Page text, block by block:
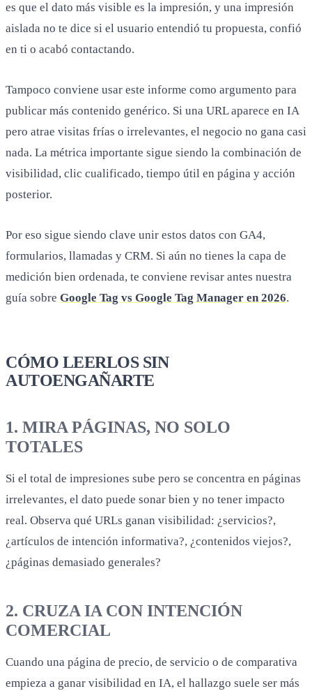
es que el dato más visible es la impresión, y una impresión
aislada no te dice si el usuario entendió tu propuesta, confió
en ti o acabó contactando.
Tampoco conviene usar este informe como argumento para
publicar más contenido genérico. Si una URL aparece en IA
pero atrae visitas frías o irrelevantes, el negocio no gana casi
nada. La métrica importante sigue siendo la combinación de
visibilidad, clic cualificado, tiempo útil en página y acción
posterior.
Por eso sigue siendo clave unir estos datos con GA4,
formularios, llamadas y CRM. Si aún no tienes la capa de
medición bien ordenada, te conviene revisar antes nuestra
guía sobre Google Tag vs Google Tag Manager en 2026.
CÓMO LEERLOS SIN
AUTOENGAÑARTE
1. MIRA PÁGINAS, NO SOLO
TOTALES
Si el total de impresiones sube pero se concentra en páginas
irrelevantes, el dato puede sonar bien y no tener impacto
real. Observa qué URLs ganan visibilidad: ¿servicios?,
¿artículos de intención informativa?, ¿contenidos viejos?,
¿páginas demasiado generales?
2. CRUZA IA CON INTENCIÓN
COMERCIAL
Cuando una página de precio, de servicio o de comparativa
empieza a ganar visibilidad en IA, el hallazgo suele ser más